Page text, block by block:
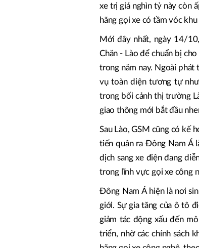
xe trị giá nghìn tỷ này còn
hãng gọi xe có tầm vóc
Mới đây nhất, ngày 14/
Chăn - Lào để chuẩn bị
trong năm nay. Ngoài phát
vụ toàn diện tương tự
trong bối cảnh thị trường
giao thông mới bắt đầu
Sau Lào, GSM cũng có kế
tiến quân ra Đông Nam Á
dịch sang xe điện đang
trong lĩnh vực gọi xe công
Đông Nam Á hiện là nơi
giới. Sự gia tăng của ô tô
giảm tác động xấu đến
triển, nhờ các chính sách